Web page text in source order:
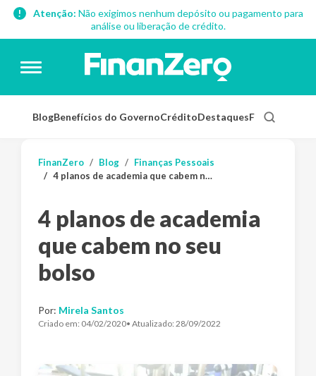
Atenção: Não exigimos nenhum depósito ou pagamento para
análise ou liberação de crédito.
BlogBenefícios do GovernoCréditoDestaquesFinanças
FinanZero Blog
Finanças Pessoais
4 planos de academia que cabem no seu bolso
4 planos de academia
que cabem no seu
bolso
Por: Mirela Santos
Criado em: 04/02/2020• Atualizado: 28/09/2022